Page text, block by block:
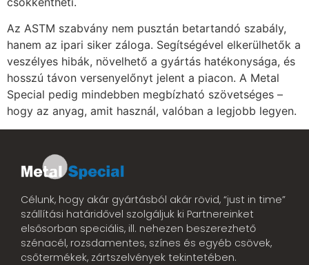
Az ASTM szabvány nem pusztán betartandó szabály,
hanem az ipari siker záloga. Segítségével elkerülhetők a
veszélyes hibák, növelhető a gyártás hatékonysága, és
hosszú távon versenyelőnyt jelent a piacon. A Metal
Special pedig mindebben megbízható szövetséges –
hogy az anyag, amit használ, valóban a legjobb legyen.
Célunk, hogy akár gyártásból akár rövid, “just in time”
szállítási határidővel szolgáljuk ki Partnereinket
elsősorban speciális, ill. nehezen beszerezhető
szénacél, rozsdamentes, színes és egyéb csövek,
csőtermékek, zártszelvények tekintetében.